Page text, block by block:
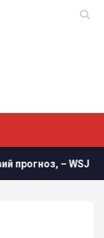
– WSJ